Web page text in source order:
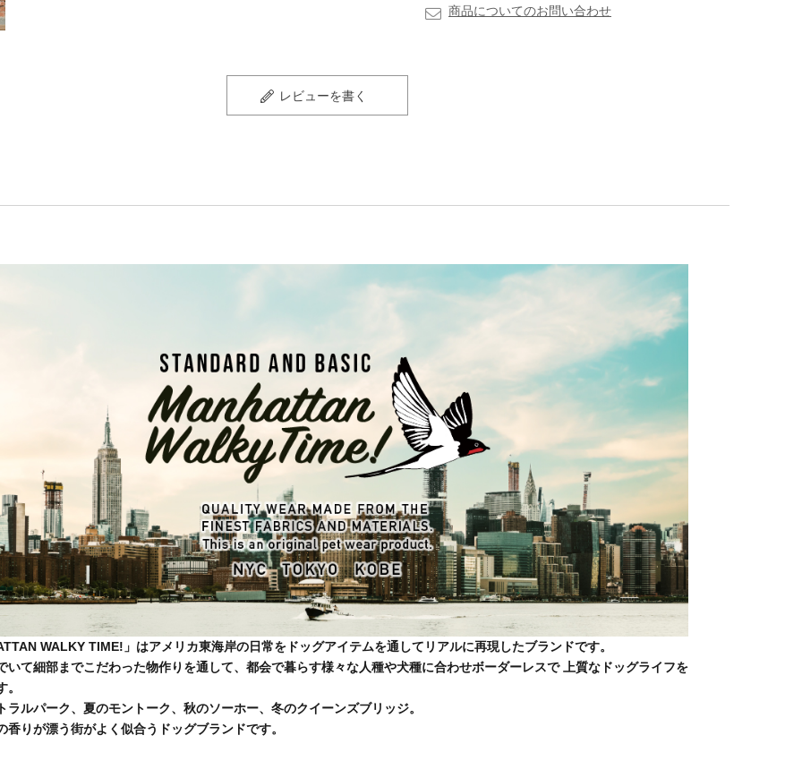
商品についてのお問い合わせ
レビューを書く
WALKY TIME!」はアメリカ東海岸の日常をドッグアイテムを通してリアルに再現したブランドです。
いて細部までこだわった物作りを通して、都会で暮らす様々な人種や犬種に合わせボーダーレスで 上質なドッグライフを
ラルパーク、夏のモントーク、秋のソーホー、冬のクイーンズブリッジ。
香りが漂う街がよく似合うドッグブランドです。